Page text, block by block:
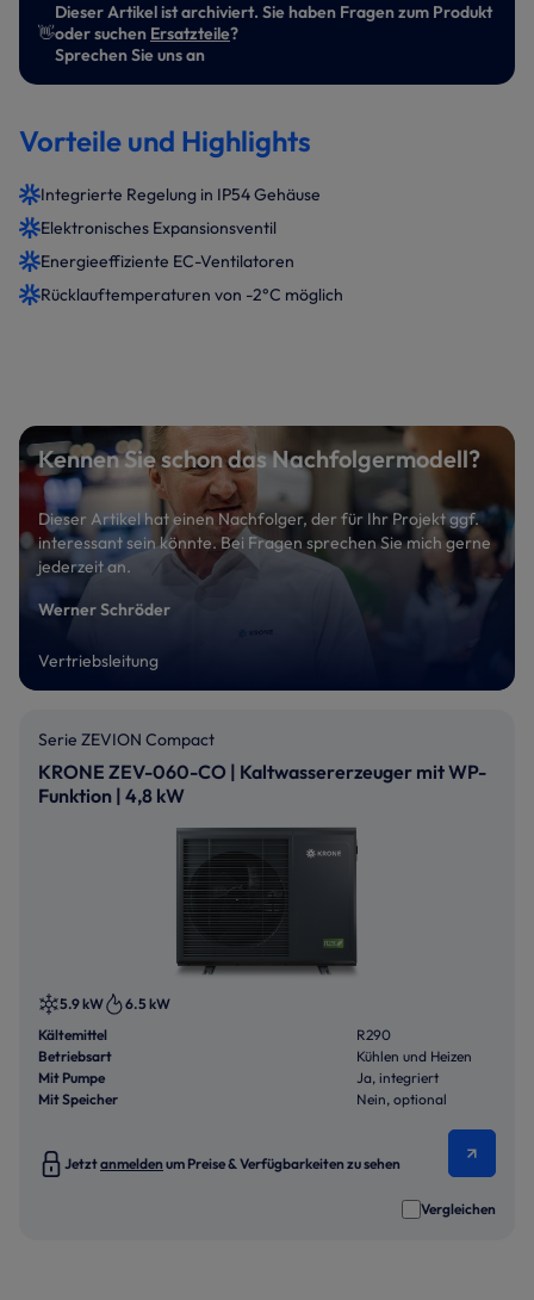
👋
Dieser Artikel ist archiviert. Sie haben Fragen zum Produkt
oder suchen Ersatzteile?
Sprechen Sie uns an
Vorteile und Highlights
Integrierte Regelung in IP54 Gehäuse
Elektronisches Expansionsventil
Energieeffiziente EC-Ventilatoren
Rücklauftemperaturen von -2°C möglich
Kennen Sie schon das Nachfolgermodell?
Dieser Artikel hat einen Nachfolger, der für Ihr Projekt ggf.
interessant sein könnte. Bei Fragen sprechen Sie mich gerne
jederzeit an.
Werner Schröder
Vertriebsleitung
Serie ZEVION Compact
KRONE ZEV-060-CO | Kaltwassererzeuger mit WP-
Funktion | 4,8 kW
5.9 kW
6.5 kW
Kältemittel
R290
Betriebsart
Kühlen und Heizen
Mit Pumpe
Ja, integriert
Mit Speicher
Nein, optional
Jetztanmelden um Preise & Verfügbarkeiten zu sehen
Vergleichen